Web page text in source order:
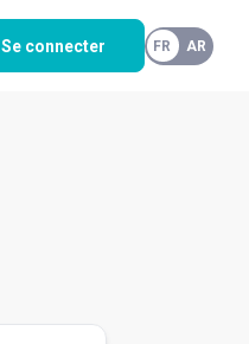
Se connecter FR AR